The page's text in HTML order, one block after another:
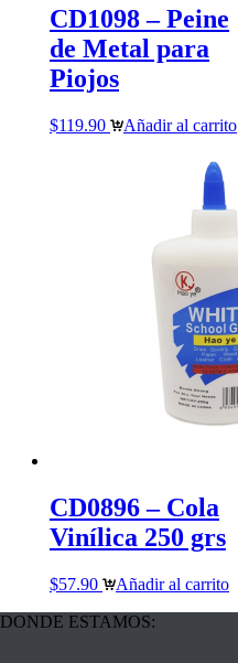
CD1098 – Peine
de Metal para
Piojos
$119.90 Añadir al carrito
CD0896 – Cola
Vinílica 250 grs
$57.90
Añadir al carrito
DONDE ESTAMOS: